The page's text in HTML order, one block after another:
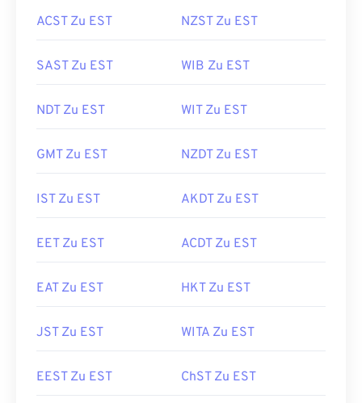
ACST Zu EST NZST Zu EST
SAST Zu EST WIB Zu EST
NDT Zu EST WIT Zu EST
GMT Zu EST NZDT Zu EST
IST Zu EST AKDT Zu EST
EET Zu EST ACDT Zu EST
EAT Zu EST HKT Zu EST
JST Zu EST WITA Zu EST
EEST Zu EST ChST Zu EST